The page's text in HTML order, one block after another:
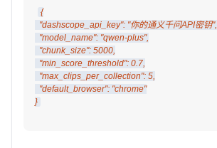
{
  "dashscope_api_key": "你的通义千问API密钥",
  "model_name": "qwen-plus",
  "chunk_size": 5000,
  "min_score_threshold": 0.7,
  "max_clips_per_collection": 5,
  "default_browser": "chrome"
}